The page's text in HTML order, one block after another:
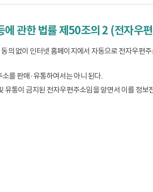
관한 법률 제50조의 2 (전자우
의 없이 인터넷 홈페이지에서 자동으로 전자우편
를 판매·유통하여서는 아니 된다.
유통이 금지된 전자우편주소임을 알면서 이를 정보